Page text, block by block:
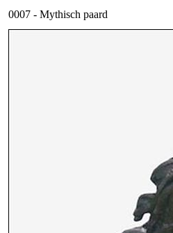
0007 - Mythisch paard